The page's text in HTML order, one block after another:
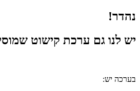
נהדר!
יש לנו גם ערכת קישוט
בערכה יש: